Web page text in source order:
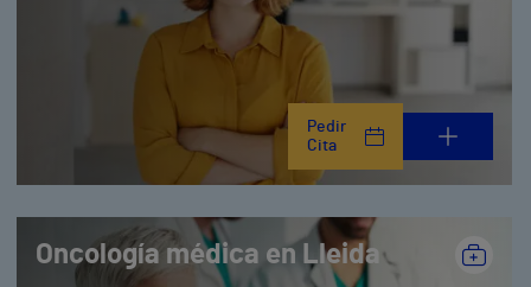
Pedir
Cita
Oncología médica en Lleida